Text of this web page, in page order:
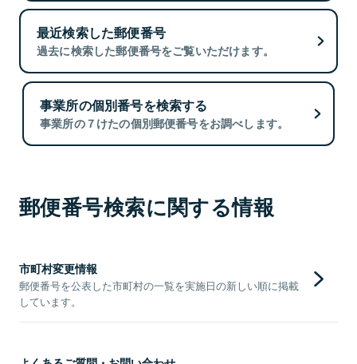
最近検索した郵便番号
過去に検索した郵便番号をご覧いただけます。
事業所の個別番号を検索する
事業所の７けたの個別郵便番号をお調べします。
郵便番号検索に関する情報
市町村変更情報
郵便番号を公表した市町村の一覧を実施日の新しい順に掲載
しています。